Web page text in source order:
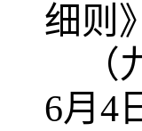
细则
（
6月 4